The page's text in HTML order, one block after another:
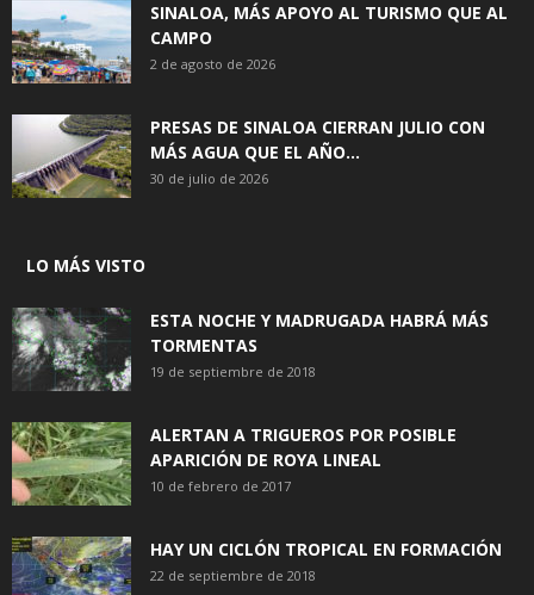
SINALOA, MÁS APOYO AL TURISMO QUE AL
CAMPO
2 de agosto de 2026
PRESAS DE SINALOA CIERRAN JULIO CON
MÁS AGUA QUE EL AÑO...
30 de julio de 2026
LO MÁS VISTO
ESTA NOCHE Y MADRUGADA HABRÁ MÁS
TORMENTAS
19 de septiembre de 2018
ALERTAN A TRIGUEROS POR POSIBLE
APARICIÓN DE ROYA LINEAL
10 de febrero de 2017
HAY UN CICLÓN TROPICAL EN FORMACIÓN
22 de septiembre de 2018